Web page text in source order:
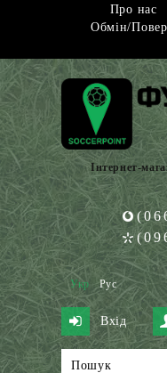
Про нас
Обмін/
Інтернет-
Укр Рус
Вхід